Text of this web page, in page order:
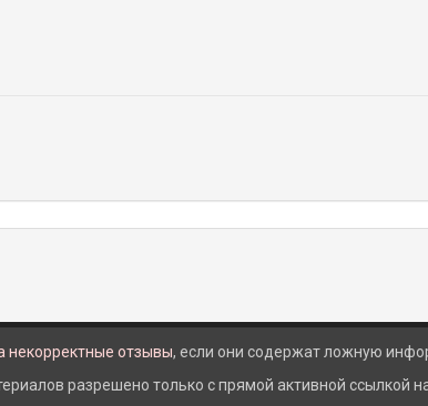
некорректные отзывы, если они содержат ложную
разрешено только с прямой активной ссылкой